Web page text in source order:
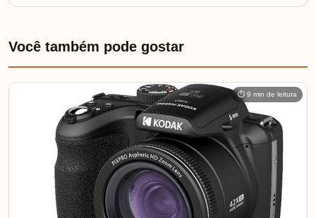
Você também pode gostar
⏱ 9 min de leitura